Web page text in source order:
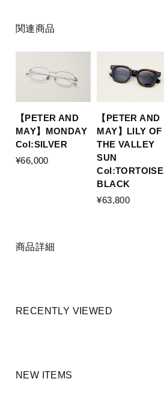
関連商品
【PETER AND
MAY】MONDAY
Col:SILVER
¥66,000
【PETER AND
MAY】LILY OF
THE VALLEY
SUN
Col:TORTOISE
BLACK
¥63,800
商品詳細
RECENTLY VIEWED
NEW ITEMS